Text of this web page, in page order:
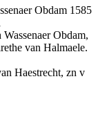
Obdam 1585
Obdam,
van Halmaele.
Haestrecht, zn v